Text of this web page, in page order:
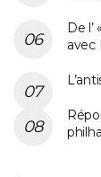
De
avec